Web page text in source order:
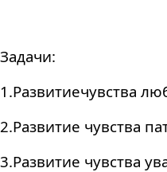
Задачи:
1.Развитиечувства
2.Развитие чувства
3.Развитие чувства